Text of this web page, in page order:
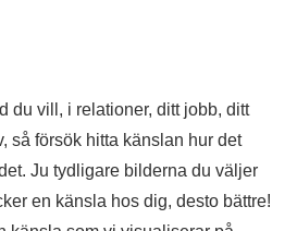
du vill, i relationer, ditt jobb, ditt
så försök hitta känslan hur det
Ju tydligare bilderna du väljer
en känsla hos dig, desto bättre!